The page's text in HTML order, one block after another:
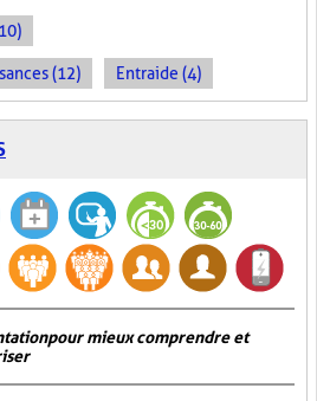
(12) Entraide (4)
pour mieux comprendre et